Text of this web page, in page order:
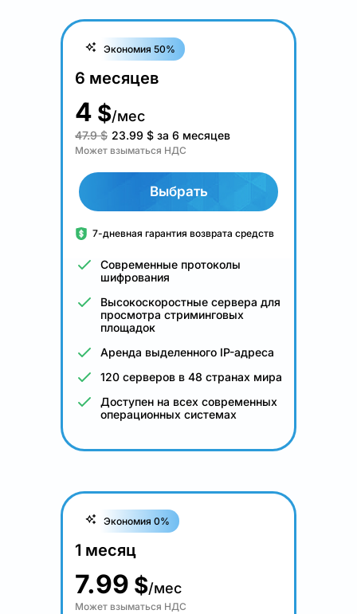
Экономия 50%
6 месяцев
4 $/мес
47.9 $ 23.99 $ за 6 месяцев
Может взыматься НДС
Выбрать
7-дневная гарантия возврата средств
Современные протоколы
шифрования
Высокоскоростные сервера для
просмотра стриминговых
площадок
Аренда выделенного IP-адреса
120 серверов в 48 странах мира
Доступен на всех современных
операционных системах
Экономия 0%
1 месяц
7.99 $/мес
Может взыматься НДС